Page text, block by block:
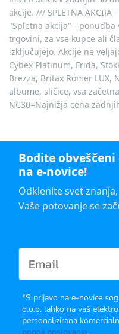
akcije. /// SPLETNA
"Spletna akcija" - ponudba
trgovini, za vse kupce ali
izključujejo. Akcije ne
Cybex Platinum, Frida,
Brezza, Britax Römer LUX,
albume, sličice, vsa
NC30=Najnižja cena
Bodite
na e-novice!
Odklenite svet
Vaše potovanje se
*S prijavo na e-novice
d.o.o. lahko na vaš
personalizirana